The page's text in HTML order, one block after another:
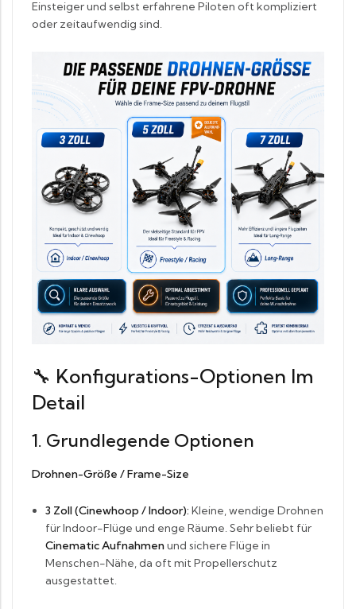
Einsteiger und selbst erfahrene Piloten oft kompliziert
oder zeitaufwendig sind.
🔧 Konfigurations-Optionen Im
Detail
1. Grundlegende Optionen
Drohnen-Größe / Frame-Size
3 Zoll (Cinewhoop / Indoor): Kleine, wendige Drohnen
für Indoor-Flüge und enge Räume. Sehr beliebt für
Cinematic Aufnahmenund sichere Flüge in
Menschen-Nähe, da oft mit Propellerschutz
ausgestattet.